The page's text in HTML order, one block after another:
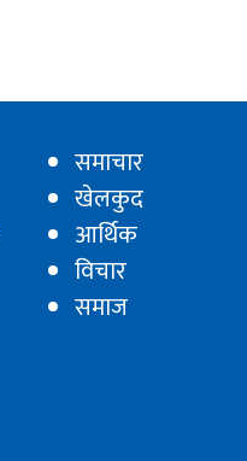
समाचार
खेलकुद
आर्थिक
विचार
समाज